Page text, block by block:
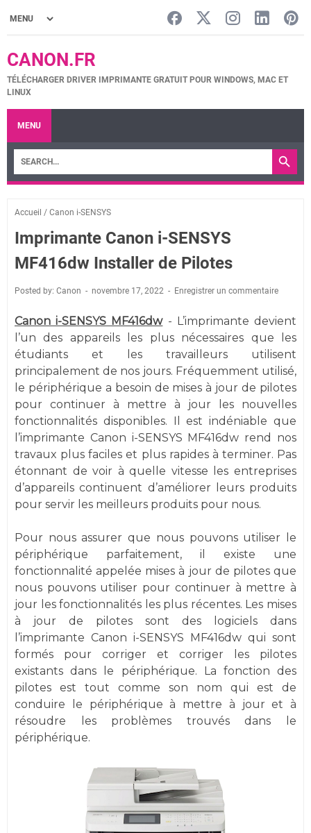
CANON.FR
TÉLÉCHARGER DRIVER IMPRIMANTE GRATUIT POUR WINDOWS, MAC ET
LINUX
MENU
Accueil / Canon i-SENSYS
Imprimante Canon i-SENSYS
MF416dw Installer de Pilotes
Posted by: Canon novembre 17, 2022 Enregistrer un commentaire
Canon i-SENSYS MF416dw- L’imprimante devient
l’un des appareils les plus nécessaires que les
étudiants et les travailleurs utilisent
principalement de nos jours. Fréquemment utilisé,
le périphérique a besoin de mises à jour de pilotes
pour continuer à mettre à jour les nouvelles
fonctionnalités disponibles. Il est indéniable que
l’imprimante Canon i-SENSYS MF416dw rend nos
travaux plus faciles et plus rapides à terminer. Pas
étonnant de voir à quelle vitesse les entreprises
d’appareils continuent d’améliorer leurs produits
pour servir les meilleurs produits pour nous.
Pour nous assurer que nous pouvons utiliser le
périphérique parfaitement, il existe une
fonctionnalité appelée mises à jour de pilotes que
nous pouvons utiliser pour continuer à mettre à
jour les fonctionnalités les plus récentes. Les mises
à jour de pilotes sont des logiciels dans
l’imprimante Canon i-SENSYS MF416dw qui sont
formés pour corriger et corriger les pilotes
existants dans le périphérique. La fonction des
pilotes est tout comme son nom qui est de
conduire le périphérique à mettre à jour et à
résoudre les problèmes trouvés dans le
périphérique.